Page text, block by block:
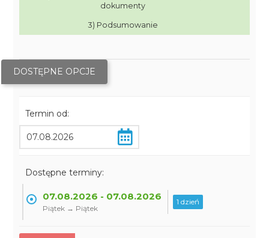
dokumenty
3) Podsumowanie
DOSTĘPNE OPCJE
Termin od:
Dostępne terminy:
07.08.2026 - 07.08.2026
Piątek → Piątek
1 dzień